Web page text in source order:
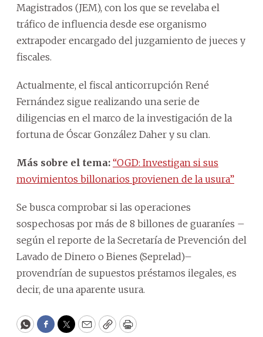
Magistrados (JEM), con los que se revelaba el
tráfico de influencia desde ese organismo
extrapoder encargado del juzgamiento de jueces y
fiscales.
Actualmente, el fiscal anticorrupción René
Fernández sigue realizando una serie de
diligencias en el marco de la investigación de la
fortuna de Óscar González Daher y su clan.
Más sobre el tema: “OGD: Investigan si sus
movimientos billonarios provienen de la usura”
Se busca comprobar si las operaciones
sospechosas por más de 8 billones de guaraníes –
según el reporte de la Secretaría de Prevención del
Lavado de Dinero o Bienes (Seprelad)–
provendrían de supuestos préstamos ilegales, es
decir, de una aparente usura.
WhatsApp
Facebook
Twitter
EmailCopyPrint